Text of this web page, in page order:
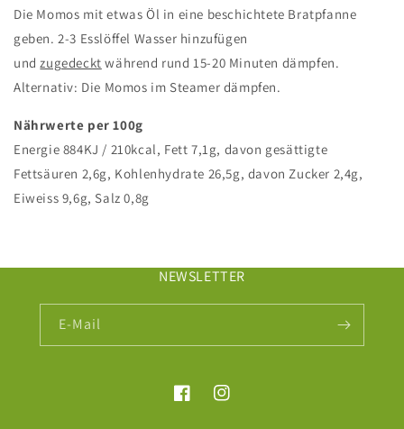
Die Momos mit etwas Öl in eine beschichtete Bratpfanne
geben. 2-3 Esslöffel Wasser hinzufügen
undzugedeckt während rund 15-20 Minuten dämpfen.
Alternativ: Die Momos im Steamer dämpfen.
Nährwerte per 100g
Energie 884KJ / 210kcal, Fett 7,1g, davon gesättigte
Fettsäuren 2,6g, Kohlenhydrate 26,5g, davon Zucker 2,4g,
Eiweiss 9,6g, Salz 0,8g
NEWSLETTER
E-Mail
FacebookInstagram